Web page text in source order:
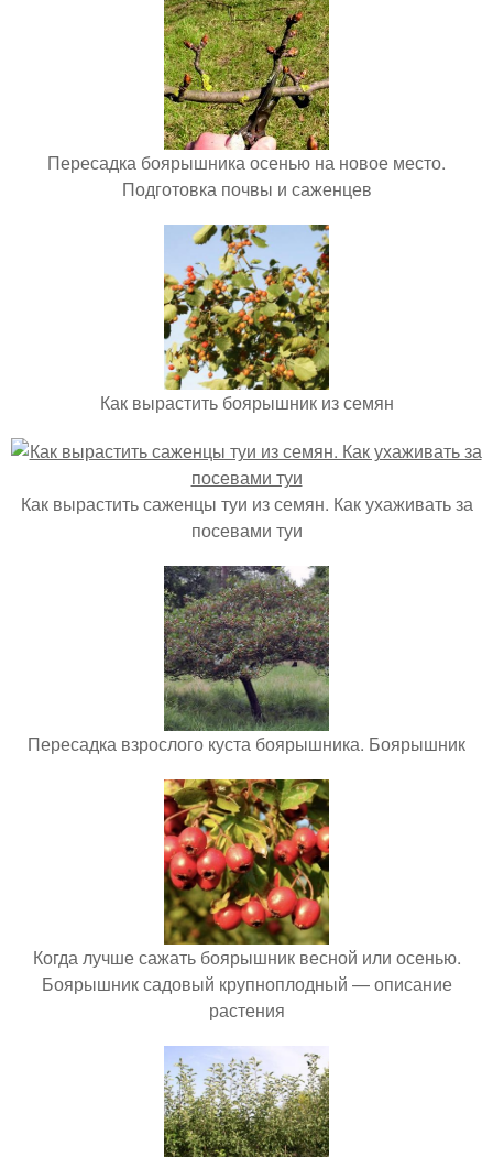
Пересадка боярышника осенью на новое место.
Подготовка почвы и саженцев
Как вырастить боярышник из семян
Как вырастить саженцы туи из семян. Как ухаживать за
посевами туи
Пересадка взрослого куста боярышника. Боярышник
Когда лучше сажать боярышник весной или осенью.
Боярышник садовый крупноплодный — описание
растения